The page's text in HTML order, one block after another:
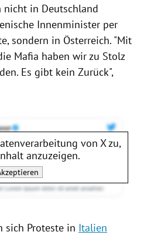
nicht in Deutschland
Innenminister per
sondern in Österreich. "Mit
Mafia haben wir zu Stolz
Es gibt kein Zurück",
von Xzu,
anzuzeigen.
sich Proteste in Italien